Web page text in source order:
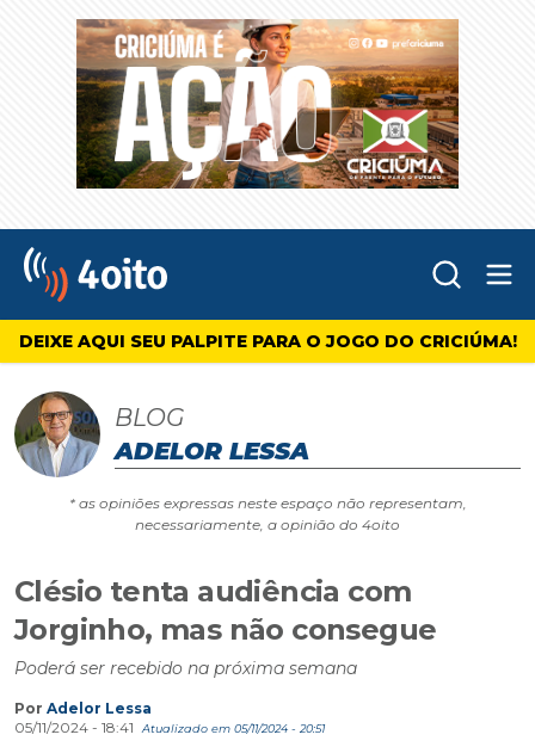
4oito
DEIXE AQUI SEU PALPITE PARA O JOGO DO CRICIÚMA!
BLOG
ADELOR LESSA
* as opiniões expressas neste espaço não representam,
necessariamente, a opinião do 4oito
Clésio tenta audiência com
Jorginho, mas não consegue
Poderá ser recebido na próxima semana
Por Adelor Lessa
05/11/2024 - 18:41
Atualizado em 05/11/2024 - 20:51